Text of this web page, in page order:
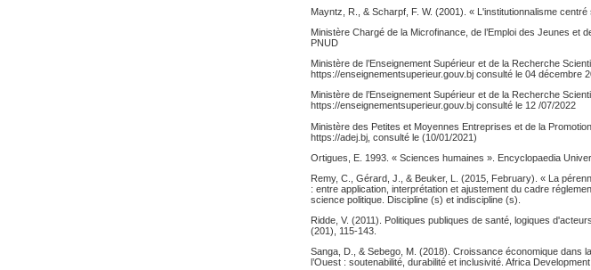
Mayntz, R., & Scharpf, F. W. (2001). « L'institutionnalisme
Ministère Chargé de la Microfinance, de l’Emploi des Jeunes et
PNUD
Ministère de l’Enseignement Supérieur et de la Recherche
https://enseignementsuperieur.gouv.bj consulté le 04 décembre
Ministère de l’Enseignement Supérieur et de la Recherche
https://enseignementsuperieur.gouv.bj consulté le 12 /07/2022
Ministère des Petites et Moyennes Entreprises et de la
https://adej.bj, consulté le (10/01/2021)
Ortigues, E. 1993. « Sciences humaines ». Encyclopaedia
Remy, C., Gérard, J., & Beuker, L. (2015, February). « La
: entre application, interprétation et ajustement du cadre
science politique. Discipline (s) et indiscipline (s).
Ridde, V. (2011). Politiques publiques de santé, logiques
(201), 115-143.
Sanga, D., & Sebego, M. (2018). Croissance économique dans
l’Ouest : soutenabilité, durabilité et inclusivité. Africa